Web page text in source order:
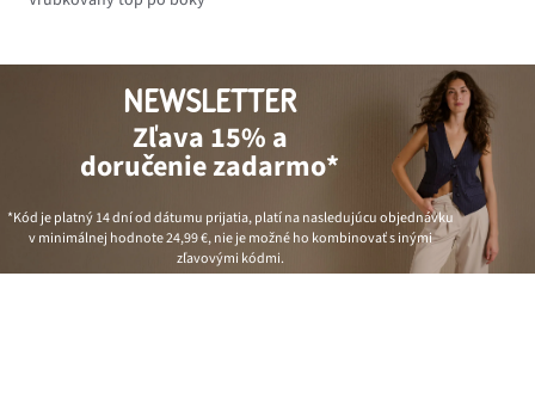
NEWSLETTER
Zľava 15% a
doručenie zadarmo*
*Kód je platný 14 dní od dátumu prijatia, platí na nasledujúcu objednávku
v minimálnej hodnote24,99 €, nie je možné ho kombinovať s inými
zľavovými kódmi.